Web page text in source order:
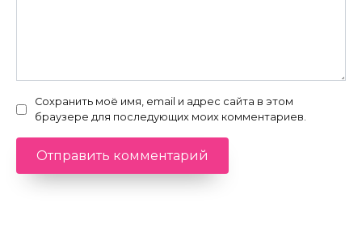
Сохранить моё имя, email и адрес сайта в этом
браузере для последующих моих комментариев.